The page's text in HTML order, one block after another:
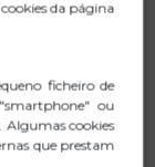
faixa
de botão.
e terminar
(função
da página
ficheiro de
ou
Algumas cookies
que prestam